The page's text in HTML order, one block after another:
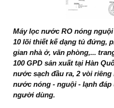
Máy lọc nước RO nóng
10 lõithiết kế dạng tủ đứng,
gian nhà ở, văn phòng,...
100 GPD sản xuất tại Hàn
nước sạch đầu ra, 2 vòi
nước nóng - nguội - lạnh
người dùng.